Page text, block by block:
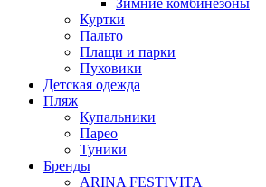
Зимние комбинезоны
Куртки
Пальто
Плащи и парки
Пуховики
Детская одежда
Пляж
Купальники
Парео
Туники
Бренды
ARINA FESTIVITA